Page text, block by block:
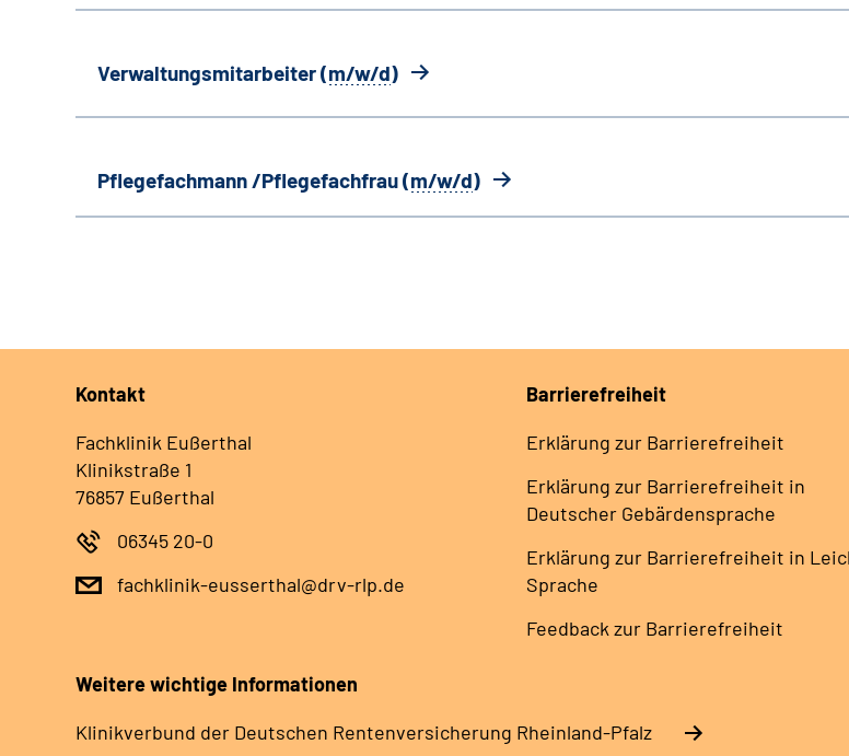
Verwaltungsmitarbeiter (m/w/d)
Pflegefachmann /Pflegefachfrau (m/w/d)
Kontakt
Fachklinik Eußerthal
Klinikstraße 1
76857 Eußerthal
06345 20-0
fachklinik-eusserthal@drv-rlp.de
Barrierefreiheit
Erklärung zur Barrierefreiheit
Erklärung zur Barrierefreiheit in
Deutscher Gebärdensprache
Erklärung zur Barrierefreiheit in
Sprache
Feedback zur Barrierefreiheit
Weitere wichtige Informationen
Klinikverbund der Deutschen Rentenversicherung Rheinland-Pfalz